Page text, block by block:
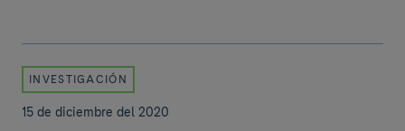
INVESTIGACIÓN
15 de diciembre del 2020